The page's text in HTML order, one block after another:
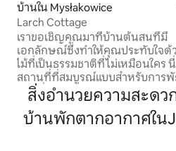
บ้านใน Mysłakowice
Larch Cottage
เราขอเชิญคุณมาที่บ้านต้นสนที่มี
เอกลักษณ์ซึ่งทำให้คุณประทับใจด้
ไม้ที่เป็นธรรมชาติที่ไม่เหมือนใคร
สถานที่ที่สมบูรณ์แบบสำหรับการ
ย่านที่เงียบสงบและมีความเป็น
ประวัติศาสตร์ การตกแต่งภายใน
ด้วยเสน่ห์และมีเอกลักษณ์ของบ้า
สิ่งอำนวยความสะด
บ้านพักตากอากาศใน